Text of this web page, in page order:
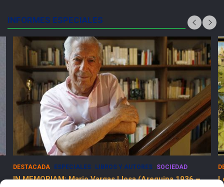
INFORMES ESPECIALES
AUTORES SOCIEDAD
(Arequipa 1936 –
DESTACADA ESPECIALES SOCIEDAD
Los Dolores de la Guerra Flamenca